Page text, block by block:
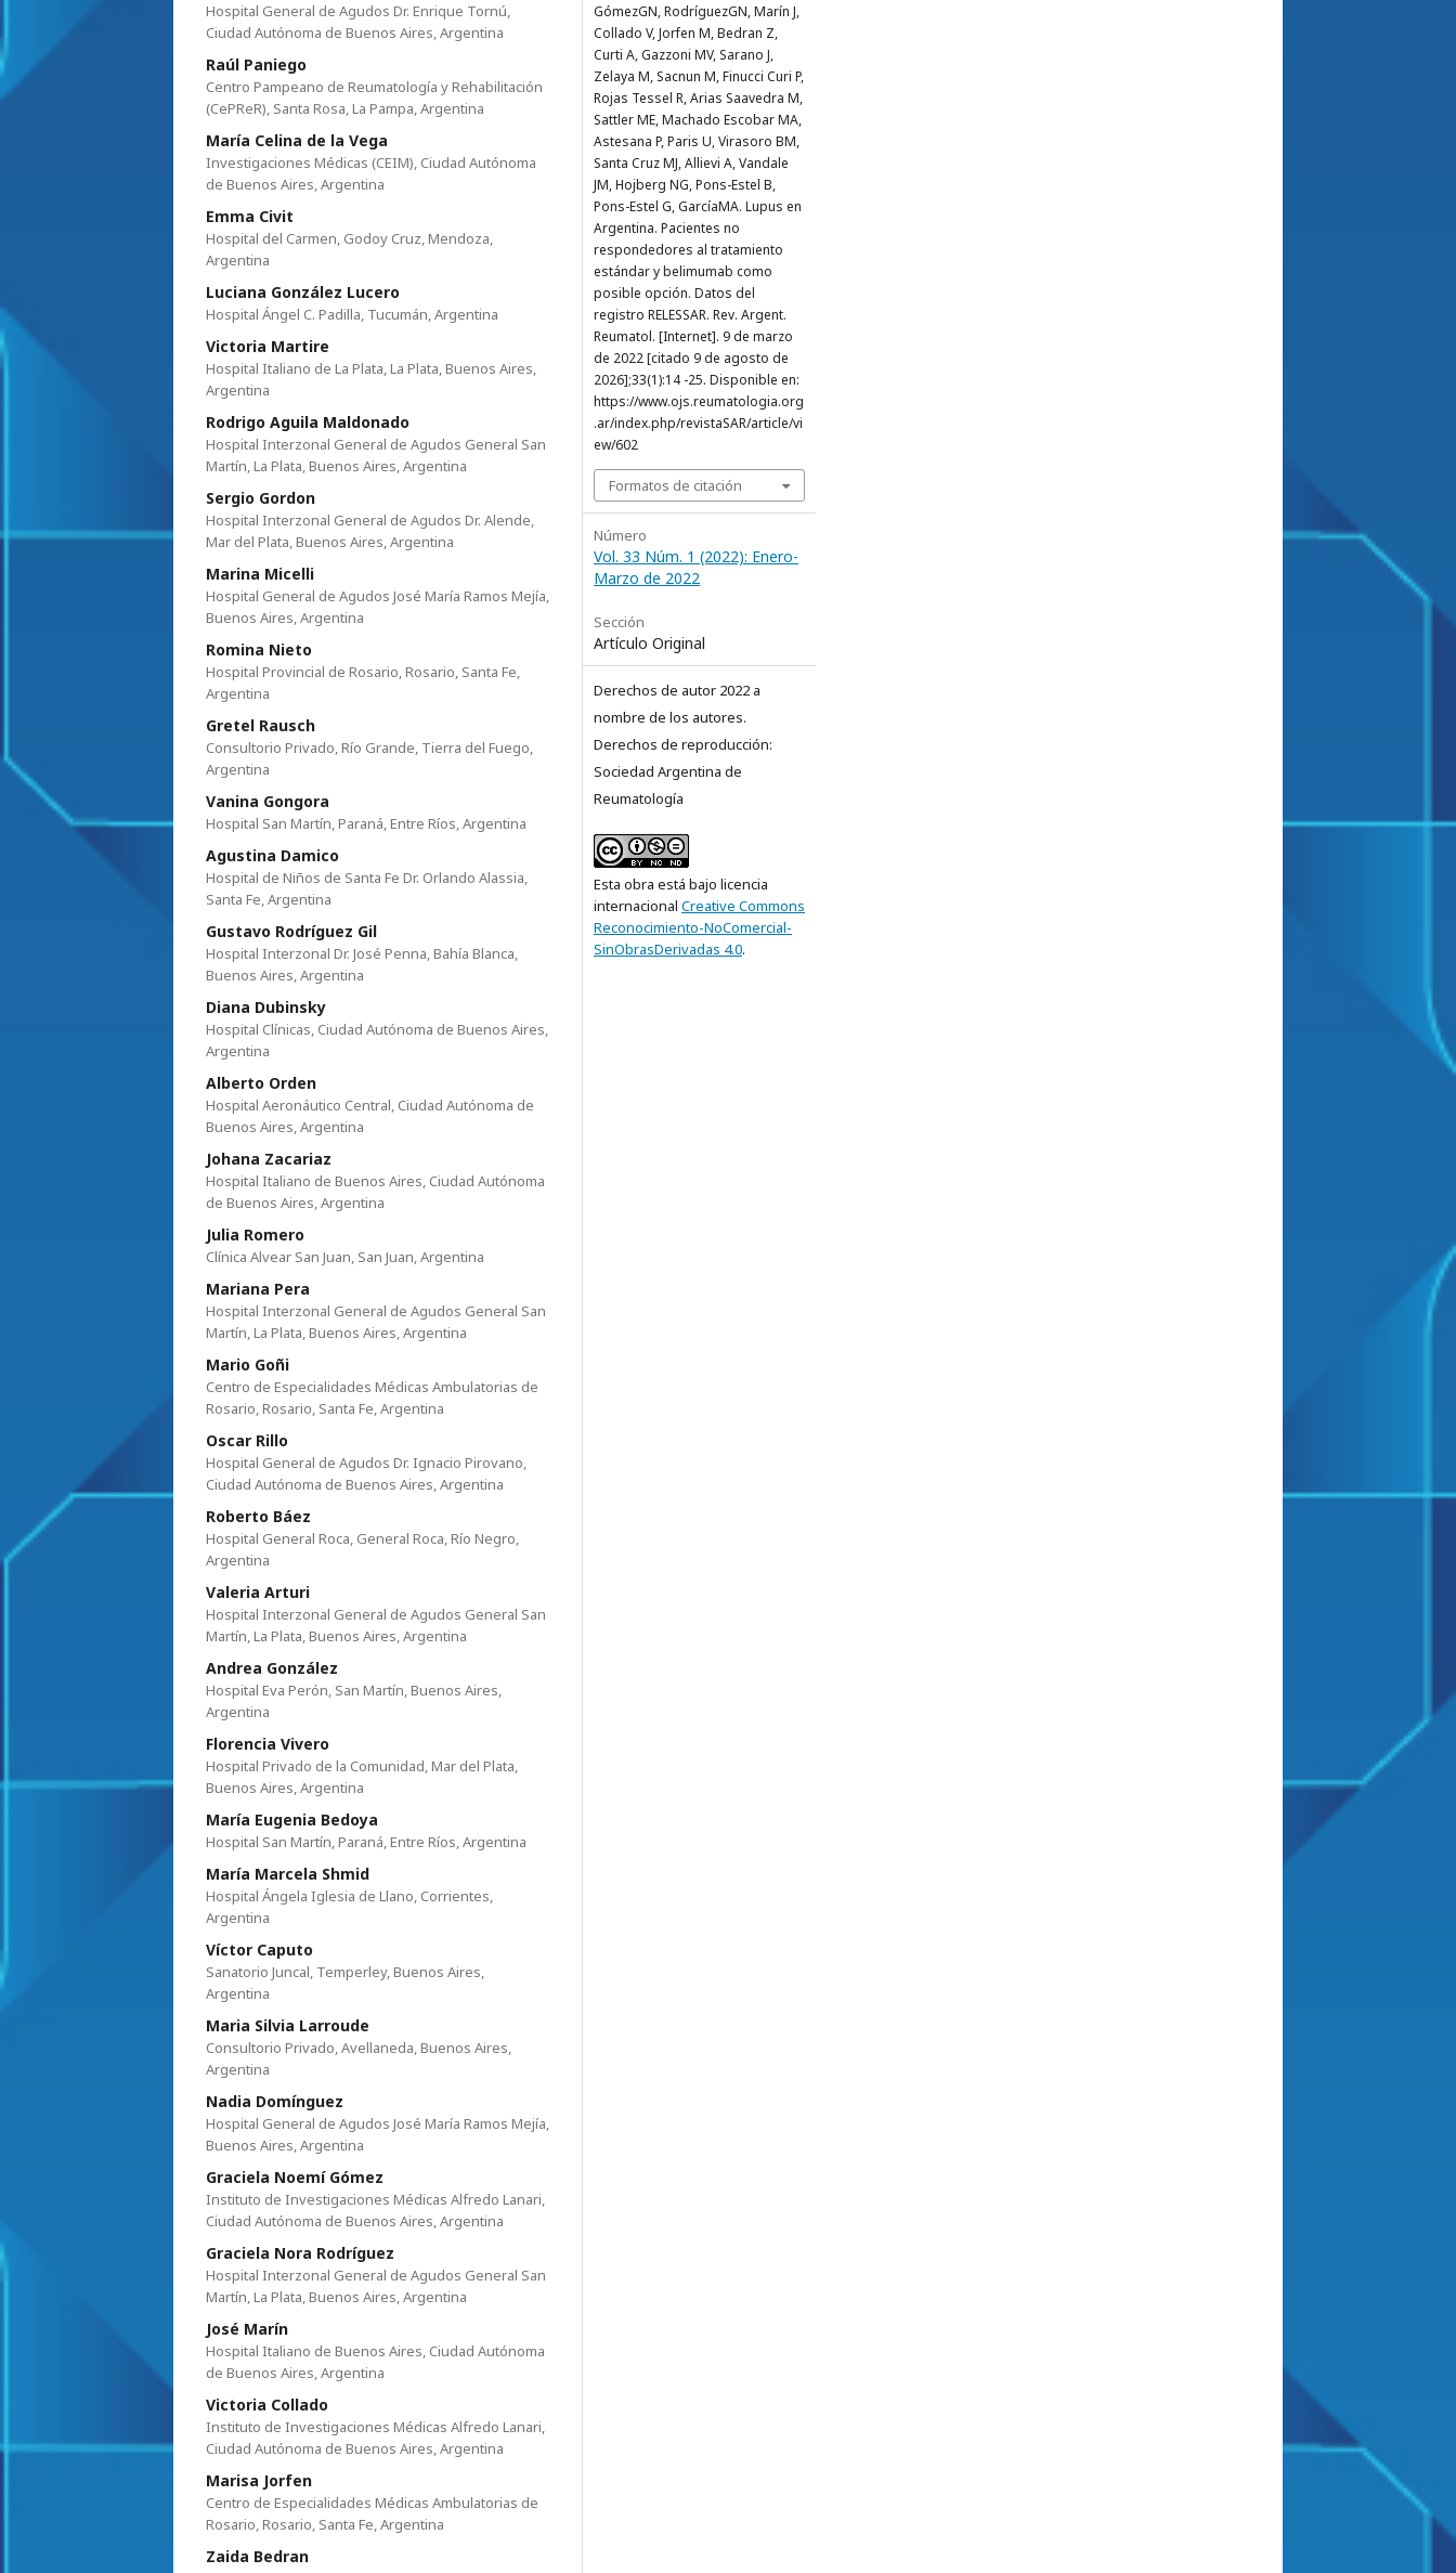
Hospital General de Agudos Dr. Enrique Tornú,
Ciudad Autónoma de Buenos Aires, Argentina
Raúl Paniego
Centro Pampeano de Reumatología y Rehabilitación
(CePReR), Santa Rosa, La Pampa, Argentina
María Celina de la Vega
Investigaciones Médicas (CEIM), Ciudad Autónoma
de Buenos Aires, Argentina
Emma Civit
Hospital del Carmen, Godoy Cruz, Mendoza,
Argentina
Luciana González Lucero
Hospital Ángel C. Padilla, Tucumán, Argentina
Victoria Martire
Hospital Italiano de La Plata, La Plata, Buenos Aires,
Argentina
Rodrigo Aguila Maldonado
Hospital Interzonal General de Agudos General San
Martín, La Plata, Buenos Aires, Argentina
Sergio Gordon
Hospital Interzonal General de Agudos Dr. Alende,
Mar del Plata, Buenos Aires, Argentina
Marina Micelli
Hospital General de Agudos José María Ramos Mejía,
Buenos Aires, Argentina
Romina Nieto
Hospital Provincial de Rosario, Rosario, Santa Fe,
Argentina
Gretel Rausch
Consultorio Privado, Río Grande, Tierra del Fuego,
Argentina
Vanina Gongora
Hospital San Martín, Paraná, Entre Ríos, Argentina
Agustina Damico
Hospital de Niños de Santa Fe Dr. Orlando Alassia,
Santa Fe, Argentina
Gustavo Rodríguez Gil
Hospital Interzonal Dr. José Penna, Bahía Blanca,
Buenos Aires, Argentina
Diana Dubinsky
Hospital Clínicas, Ciudad Autónoma de Buenos Aires,
Argentina
Alberto Orden
Hospital Aeronáutico Central, Ciudad Autónoma de
Buenos Aires, Argentina
Johana Zacariaz
Hospital Italiano de Buenos Aires, Ciudad Autónoma
de Buenos Aires, Argentina
Julia Romero
Clínica Alvear San Juan, San Juan, Argentina
Mariana Pera
Hospital Interzonal General de Agudos General San
Martín, La Plata, Buenos Aires, Argentina
Mario Goñi
Centro de Especialidades Médicas Ambulatorias de
Rosario, Rosario, Santa Fe, Argentina
Oscar Rillo
Hospital General de Agudos Dr. Ignacio Pirovano,
Ciudad Autónoma de Buenos Aires, Argentina
Roberto Báez
Hospital General Roca, General Roca, Río Negro,
Argentina
Valeria Arturi
Hospital Interzonal General de Agudos General San
Martín, La Plata, Buenos Aires, Argentina
Andrea González
Hospital Eva Perón, San Martín, Buenos Aires,
Argentina
Florencia Vivero
Hospital Privado de la Comunidad, Mar del Plata,
Buenos Aires, Argentina
María Eugenia Bedoya
Hospital San Martín, Paraná, Entre Ríos, Argentina
María Marcela Shmid
Hospital Ángela Iglesia de Llano, Corrientes,
Argentina
Víctor Caputo
Sanatorio Juncal, Temperley, Buenos Aires,
Argentina
Maria Silvia Larroude
Consultorio Privado, Avellaneda, Buenos Aires,
Argentina
Nadia Domínguez
Hospital General de Agudos José María Ramos Mejía,
Buenos Aires, Argentina
Graciela Noemí Gómez
Instituto de Investigaciones Médicas Alfredo Lanari,
Ciudad Autónoma de Buenos Aires, Argentina
Graciela Nora Rodríguez
Hospital Interzonal General de Agudos General San
Martín, La Plata, Buenos Aires, Argentina
José Marín
Hospital Italiano de Buenos Aires, Ciudad Autónoma
de Buenos Aires, Argentina
Victoria Collado
Instituto de Investigaciones Médicas Alfredo Lanari,
Ciudad Autónoma de Buenos Aires, Argentina
Marisa Jorfen
Centro de Especialidades Médicas Ambulatorias de
Rosario, Rosario, Santa Fe, Argentina
Zaida Bedran
GómezGN, RodríguezGN, Marín J,
Collado V, Jorfen M, Bedran Z,
Curti A, Gazzoni MV, Sarano J,
Zelaya M, Sacnun M, Finucci Curi P,
Rojas Tessel R, Arias Saavedra M,
Sattler ME, Machado Escobar MA,
Astesana P, Paris U, Virasoro BM,
Santa Cruz MJ, Allievi A, Vandale
JM, Hojberg NG, Pons-Estel B,
Pons-Estel G, GarcíaMA. Lupus en
Argentina. Pacientes no
respondedores al tratamiento
estándar y belimumab como
posible opción. Datos del
registro RELESSAR. Rev. Argent.
Reumatol. [Internet]. 9 de marzo
de 2022 [citado 9 de agosto de
2026];33(1):14 -25. Disponible en:
https://www.ojs.reumatologia.org
.ar/index.php/revistaSAR/article/vi
ew/602
Formatos de citación
Número
Vol. 33 Núm. 1 (2022): Enero-
Marzo de 2022
Sección
Artículo Original
Derechos de autor 2022 a
nombre de los autores.
Derechos de reproducción:
Sociedad Argentina de
Reumatología
Esta obra está bajo licencia
internacional Creative Commons
Reconocimiento-NoComercial-
SinObrasDerivadas 4.0.